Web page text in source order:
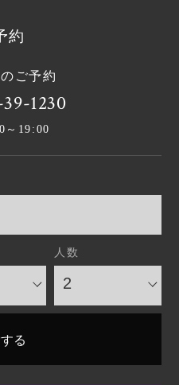
約
ご予約
1230
～19:00
人数